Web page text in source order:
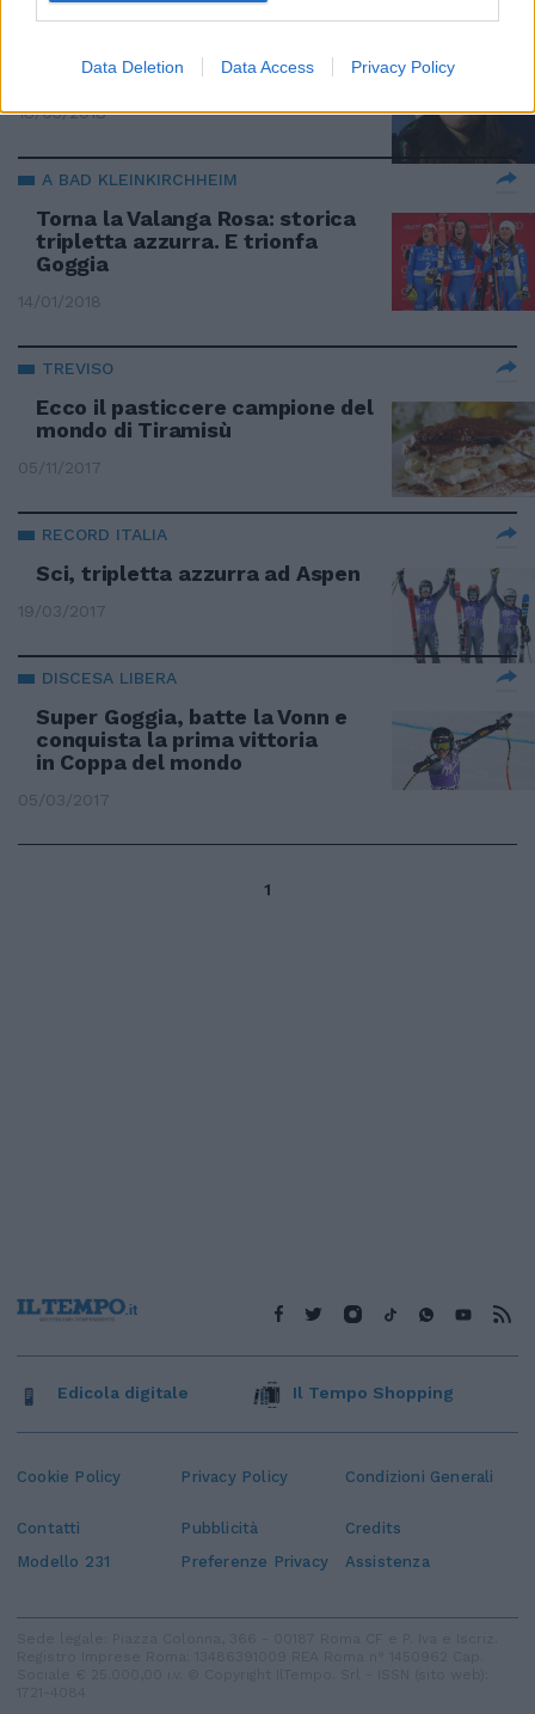
Data Deletion Data Access Privacy Policy
Sofia Goggia vince la Coppa del
Mondo di discesa libera
18/03/2018
A BAD KLEINKIRCHHEIM
Torna la Valanga Rosa: storica
tripletta azzurra. E trionfa
Goggia
14/01/2018
TREVISO
Ecco il pasticcere campione del
mondo di Tiramisù
05/11/2017
RECORD ITALIA
Sci, tripletta azzurra ad Aspen
19/03/2017
DISCESA LIBERA
Super Goggia, batte la Vonn e
conquista la prima vittoria
in Coppa del mondo
05/03/2017
1
Cookie Policy Privacy Policy Condizioni Generali
Contatti Pubblicità
Credits
Modello 231
Preferenze Privacy Assistenza
Edicola digitale Il Tempo Shopping